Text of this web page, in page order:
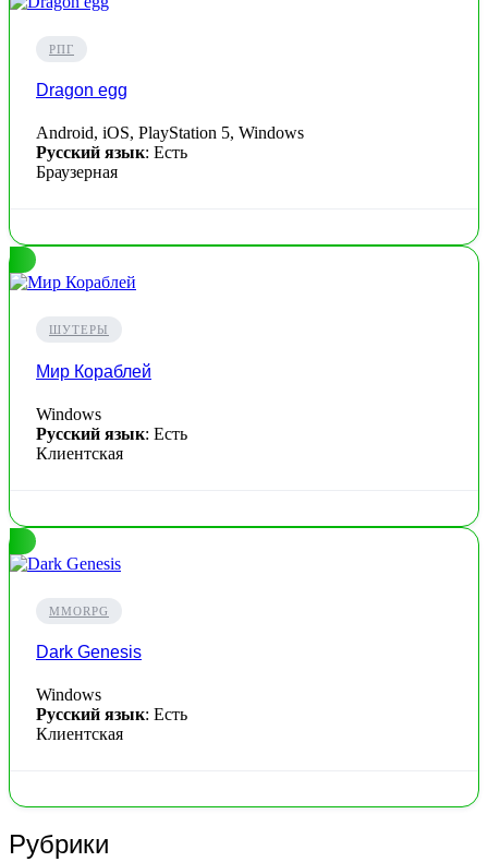
РПГ
Dragon egg
Android, iOS, PlayStation 5, Windows
Русский язык: Есть
Браузерная
ШУТЕРЫ
Мир Кораблей
Windows
Русский язык: Есть
Клиентская
MMORPG
Dark Genesis
Windows
Русский язык: Есть
Клиентская
Рубрики